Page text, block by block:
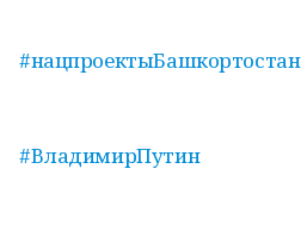
#нацпроектыБашкортостан
#ВладимирПутин